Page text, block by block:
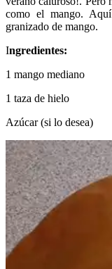
como el mango.
granizado de mango.
Ingredientes:
1 mango mediano
1 taza de hielo
Azúcar (si lo desea)